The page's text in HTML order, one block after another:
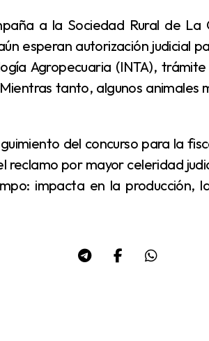
esperan autorización judicial
Agropecuaria (INTA),
tanto, algunos animales
reclamo por mayor celeridad
impacta en la producción,